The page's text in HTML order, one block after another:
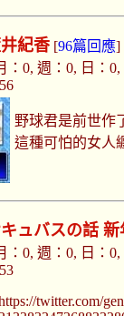
紀香[96篇回應]
：0, 週：0, 日：0,
野球君是前世作
這種可怕的女人
ュバスの話 新
：0, 週：0, 日：0,
twitter.com/